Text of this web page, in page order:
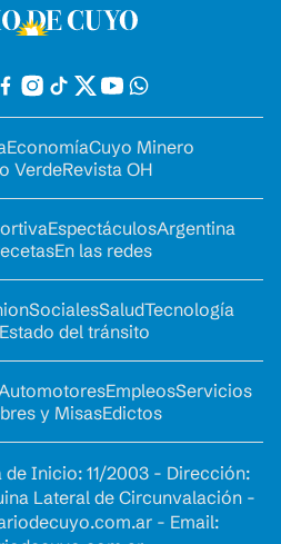
EconomíaCuyo Minero
VerdeRevista OH
EspectáculosArgentina
En las redes
SocialesSaludTecnología
del tránsito
EmpleosServicios
y MisasEdictos
de Inicio: 11/2003 - Dirección:
Lateral de Circunvalación -
- Email: